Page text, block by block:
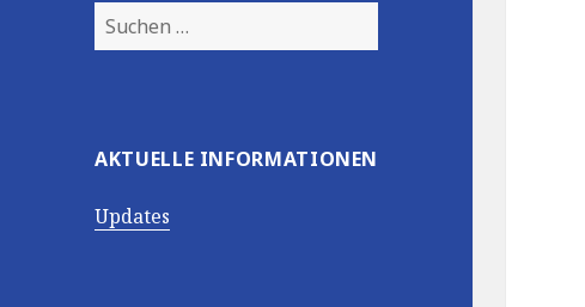
Suchen
nach:
AKTUELLE INFORMATIONEN
Updates